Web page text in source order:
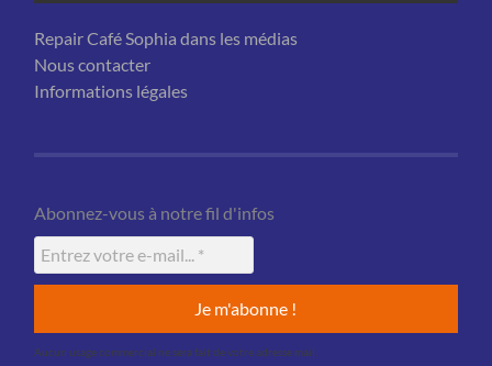
Repair Café Sophia dans les médias
Nous contacter
Informations légales
Abonnez-vous à notre fil d'infos
Aucun usage commercial ne sera fait de votre adresse mail.